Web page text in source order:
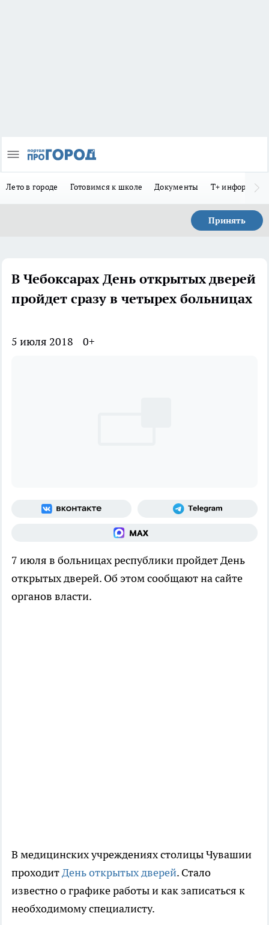
Лето в городе Готовимся к школе Документы Т+
Принять
В Чебоксарах День открытых дверей
пройдет сразу в четырех больницах
5 июля 2018 0+
7 июля в больницах республики пройдет День
открытых дверей. Об этом сообщают на сайте
органов власти.
В медицинских учреждениях столицы Чувашии
проходитДень открытых дверей. Стало
известно о графике работы и как записаться к
необходимому специалисту.